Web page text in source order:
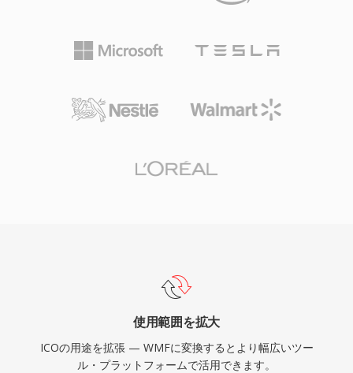
使用範囲を拡大
ICOの用途を拡張 — WMFに変換するとより幅広いツー
ル・プラットフォームで活用できます。